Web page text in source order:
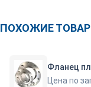
ПОХОЖИЕ
Цена по